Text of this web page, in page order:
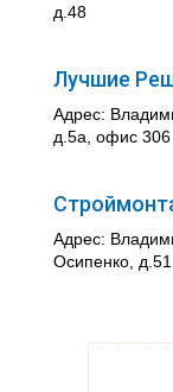
д.48
Лучшие
Адрес:
д.5а, офис 306
Адрес:
Осипенко, д.51